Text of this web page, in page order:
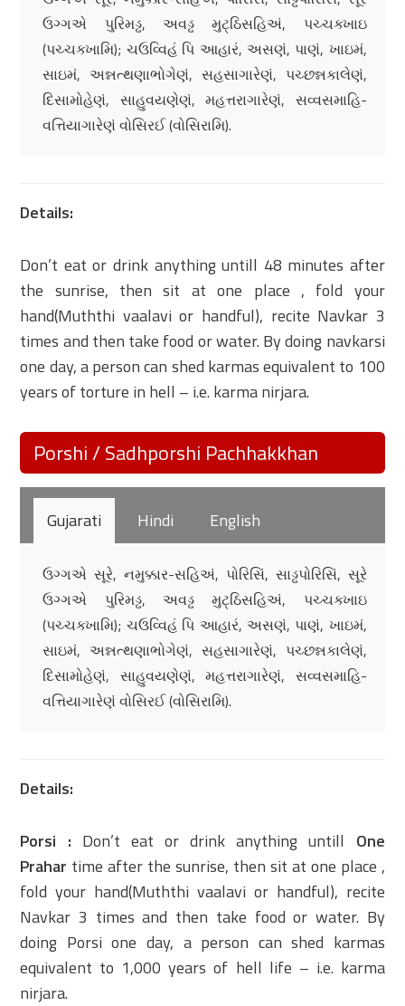
ઉગ્ગએ પુરિમડ્ઢ, અવડ્ઢ મુટ્ઠિસહિઅં, પચ્ચક્ખાઇ
(પચ્ચક્ખામિ); ચઉવ્વિહં પિ આહારં, અસણં, પાણં, ખાઇમં,
સાઇમં, અન્નત્થણાભોગેણં, સહસાગારેણં, પચ્છન્નકાલેણં,
દિસામોહેણં, સાહુવયણેણં, મહત્તરાગારેણં, સવ્વસમાહિ-
વત્તિયાગારેણં વોસિરઈ (વોસિરામિ).
Details:
Don’t eat or drink anything untill 48 minutes after
the sunrise, then sit at one place , fold your
hand(Muththi vaalavi or handful), recite Navkar 3
times and then take food or water. By doing navkarsi
one day, a person can shed karmas equivalent to 100
years of torture in hell – i.e. karma nirjara.
Porshi / Sadhporshi Pachhakkhan
Gujarati Hindi English
ઉગ્ગએ સૂરે, નમુક્કાર-સહિઅં, પોરિસિં, સાડ્ઢપોરિસિં, સૂરે
ઉગ્ગએ પુરિમડ્ઢ, અવડ્ઢ મુટ્ઠિસહિઅં, પચ્ચક્ખાઇ
(પચ્ચક્ખામિ); ચઉવ્વિહં પિ આહારં, અસણં, પાણં, ખાઇમં,
સાઇમં, અન્નત્થણાભોગેણં, સહસાગારેણં, પચ્છન્નકાલેણં,
દિસામોહેણં, સાહુવયણેણં, મહત્તરાગારેણં, સવ્વસમાહિ-
વત્તિયાગારેણં વોસિરઈ (વોસિરામિ).
Details:
Porsi : Don’t eat or drink anything untill One
Prahar time after the sunrise, then sit at one place ,
fold your hand(Muththi vaalavi or handful), recite
Navkar 3 times and then take food or water. By
doing Porsi one day, a person can shed karmas
equivalent to 1,000 years of hell life – i.e. karma
nirjara.